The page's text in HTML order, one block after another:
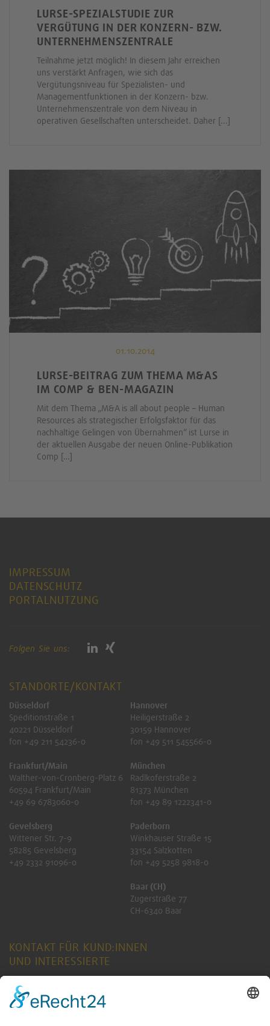
LURSE-SPEZIALSTUDIE ZUR
VERGÜTUNG IN DER KONZERN- BZW.
UNTERNEHMENSZENTRALE
Teilnahme jetzt möglich! In diesem Jahr erreichen
uns verstärkt Anfragen, wie sich das
Vergütungsniveau für Spezialisten- und
Managementfunktionen in der Konzern- bzw.
Unternehmenszentrale von dem Niveau in
operativen Gesellschaften unterscheidet. Daher [...]
01.10.2014
LURSE-BEITRAG ZUM THEMA M&AS
IM COMP & BEN-MAGAZIN
Mit dem Thema „M&A is all about people – Human
Resources als strategischer Erfolgsfaktor für das
nachhaltige Gelingen von Übernahmen“ ist Lurse in
der aktuellen Ausgabe der neuen Online-Publikation
Comp […]
IMPRESSUM
DATENSCHUTZ
PORTALNUTZUNG
Folgen Sie uns:
STANDORTE/KONTAKT
Düsseldorf
Speditionstraße 1
40221 Düsseldorf
fon +49 211 54236-0
Frankfurt/Main
Walther-von-Cronberg-Platz 6
60594 Frankfurt/Main
+49 69 6783060-0
Gevelsberg
Wittener Str. 7-9
58285 Gevelsberg
+49 2332 91096-0
Hannover
Heiligerstraße 2
30159 Hannover
fon +49 511 545566-0
München
Radlkoferstraße 2
81373 München
fon +49 89 1222341-0
Paderborn
Winkhauser Straße 15
33154 Salzkotten
fon +49 5258 9818-0
Baar (CH)
Zugerstraße 77
CH-6340 Baar
KONTAKT FÜR KUND:INNEN
UND INTERESSIERTE